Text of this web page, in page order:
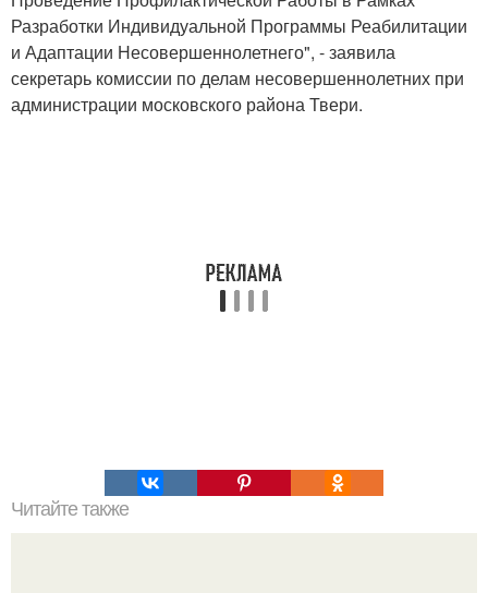
Разработки Индивидуальной Программы Реабилитации
и Адаптации Несовершеннолетнего", - заявила
секретарь комиссии по делам несовершеннолетних при
администрации московского района Твери.
Читайте также